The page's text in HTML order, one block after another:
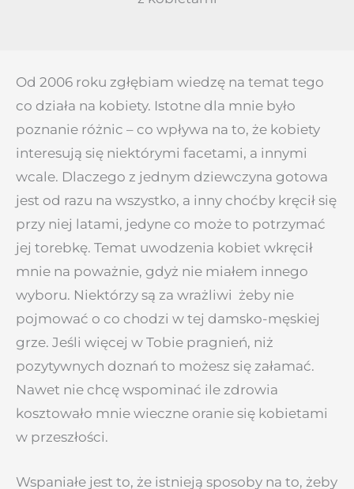
Od 2006 roku zgłębiam wiedzę na temat tego
co działa na kobiety. Istotne dla mnie było
poznanie różnic – co wpływa na to, że kobiety
interesują się niektórymi facetami, a innymi
wcale. Dlaczego z jednym dziewczyna gotowa
jest od razu na wszystko, a inny choćby kręcił się
przy niej latami, jedyne co może to potrzymać
jej torebkę. Temat uwodzenia kobiet wkręcił
mnie na poważnie, gdyż nie miałem innego
wyboru. Niektórzy są za wrażliwi żeby nie
pojmować o co chodzi w tej damsko-męskiej
grze. Jeśli więcej w Tobie pragnień, niż
pozytywnych doznań to możesz się załamać.
Nawet nie chcę wspominać ile zdrowia
kosztowało mnie wieczne oranie się kobietami
w przeszłości.
Wspaniałe jest to, że istnieją sposoby na to, żeby